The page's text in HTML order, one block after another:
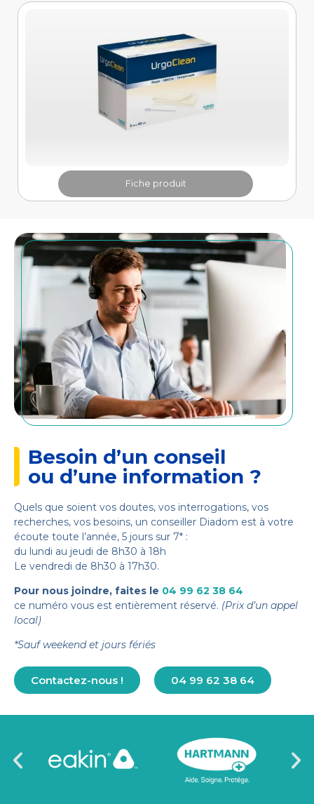
Fiche produit
Besoin d’un conseil
ou d’une information ?
Quels que soient vos doutes, vos interrogations, vos
recherches, vos besoins, un conseiller Diadom est à votre
écoute toute l’année, 5 jours sur 7* :
du lundi au jeudi de 8h30 à 18h
Le vendredi de 8h30 à 17h30.
Pour nous joindre, faites le 04 99 62 38 64
ce numéro vous est entièrement réservé. (Prix d’un appel
local)
*Sauf weekend et jours fériés
Contactez-nous ! 04 99 62 38 64